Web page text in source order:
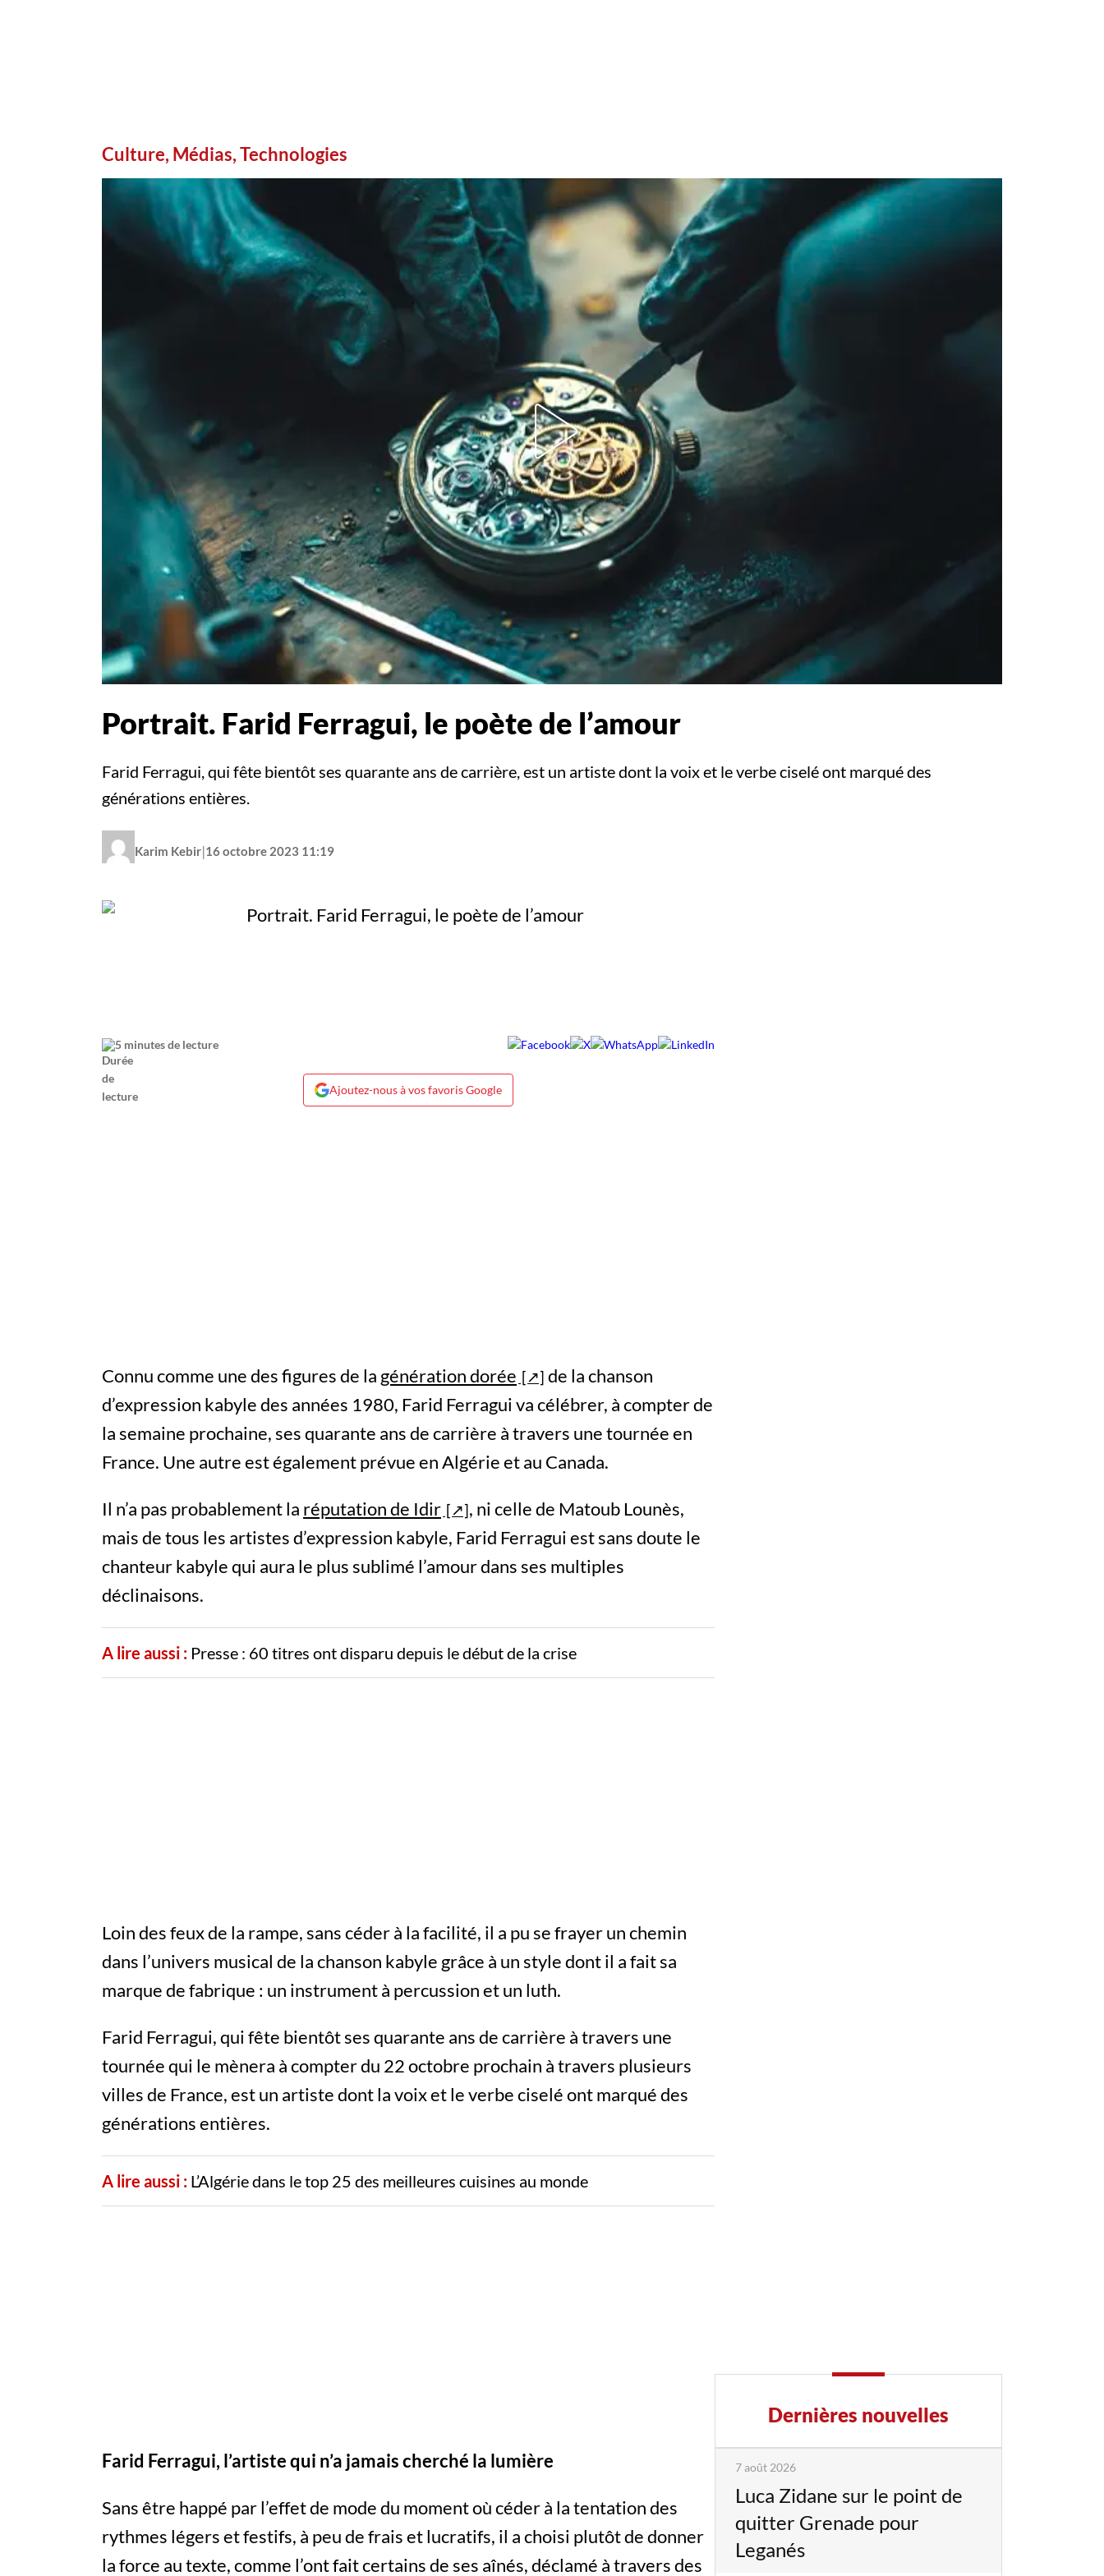
Culture, Médias, Technologies
Portrait. Farid Ferragui, le poète de l’amour
Farid Ferragui, qui fête bientôt ses quarante ans de carrière, est un artiste dont la voix et le verbe ciselé ont marqué des
générations entières.
Karim Kebir|16 octobre 2023 11:19
5 minutes de lecture
Ajoutez-nous à vos favoris Google
Connu comme une des figures de la génération dorée
de la chanson
d’expression kabyle des années 1980, Farid Ferragui va célébrer, à compter de
la semaine prochaine, ses quarante ans de carrière à travers une tournée en
France. Une autre est également prévue en Algérie et au Canada.
Il n’a pas probablement la réputation de Idir
, ni celle de Matoub Lounès,
mais de tous les artistes d’expression kabyle, Farid Ferragui est sans doute le
chanteur kabyle qui aura le plus sublimé l’amour dans ses multiples
déclinaisons.
A lire aussi : Presse : 60 titres ont disparu depuis le début de la crise
Loin des feux de la rampe, sans céder à la facilité, il a pu se frayer un chemin
dans l’univers musical de la chanson kabyle grâce à un style dont il a fait sa
marque de fabrique : un instrument à percussion et un luth.
Farid Ferragui, qui fête bientôt ses quarante ans de carrière à travers une
tournée qui le mènera à compter du 22 octobre prochain à travers plusieurs
villes de France, est un artiste dont la voix et le verbe ciselé ont marqué des
générations entières.
A lire aussi : L’Algérie dans le top 25 des meilleures cuisines au monde
Farid Ferragui, l’artiste qui n’a jamais cherché la lumière
Sans être happé par l’effet de mode du moment où céder à la tentation des
rythmes légers et festifs, à peu de frais et lucratifs, il a choisi plutôt de donner
la force au texte, comme l’ont fait certains de ses aînés, déclamé à travers des
Dernières nouvelles
7 août 2026
Luca Zidane sur le point de
quitter Grenade pour
Leganés